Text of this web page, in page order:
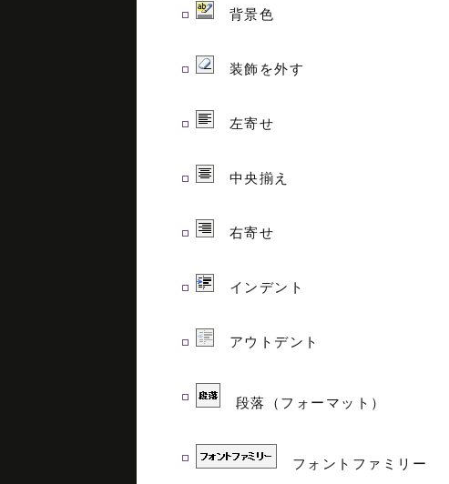
背景色
装飾を外す
左寄せ
中央揃え
右寄せ
インデント
アウトデント
段落（フォーマット）
フォントファミリー